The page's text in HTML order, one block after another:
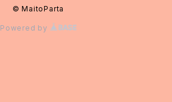
© MaitoParta
Powered by